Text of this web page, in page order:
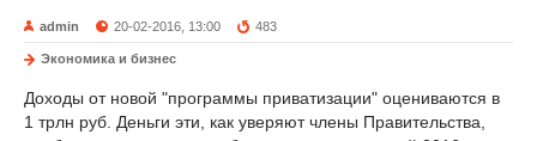
admin 20-02-2016, 13:00 483
Экономика и бизнес
Доходы от новой "программы приватизации" оцениваются в
1 трлн руб. Деньги эти, как уверяют члены Правительства,